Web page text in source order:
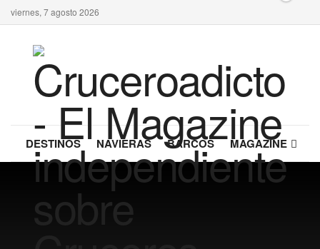
viernes, 7 agosto 2026
DESTINOS NAVIERAS BARCOS MAGAZINE